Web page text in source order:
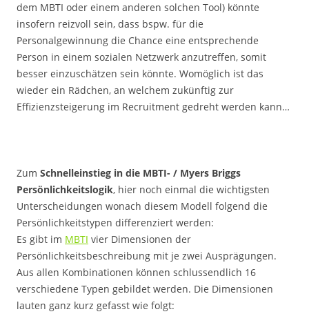
dem MBTI oder einem anderen solchen Tool) könnte
insofern reizvoll sein, dass bspw. für die
Personalgewinnung die Chance eine entsprechende
Person in einem sozialen Netzwerk anzutreffen, somit
besser einzuschätzen sein könnte. Womöglich ist das
wieder ein Rädchen, an welchem zukünftig zur
Effizienzsteigerung im Recruitment gedreht werden kann…
Zum Schnelleinstieg in die MBTI- / Myers Briggs
Persönlichkeitslogik, hier noch einmal die wichtigsten
Unterscheidungen wonach diesem Modell folgend die
Persönlichkeitstypen differenziert werden:
Es gibt im MBTI vier Dimensionen der
Persönlichkeitsbeschreibung mit je zwei Ausprägungen.
Aus allen Kombinationen können schlussendlich 16
verschiedene Typen gebildet werden. Die Dimensionen
lauten ganz kurz gefasst wie folgt: